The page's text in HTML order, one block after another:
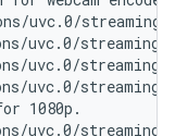
uvc.0/
uvc.0/
uvc.0/
uvc.0/
1080p.
uvc.0/